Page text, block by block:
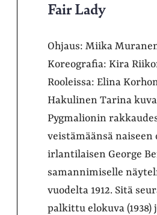
Fair Lady
Ohjaus: Miika
Koreografia: Kira
Rooleissa: Elina
Hakulinen Tarina
Pygmalionin
veistämäänsä naiseen
irlantilaisen George
samannimiselle
vuodelta 1912. Sitä
palkittu elokuva (1938)